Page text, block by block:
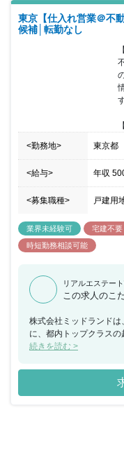
候補！ ★未経験者大歓
勤なし ★仕事への情熱
東京【仕入れ営業＠不
候補│転勤なし
<勤務地> 東京都
<給与> 年収
<募集職種> 戸建用
業界未経験可 宅建不要
時短勤務相談可能
リアルエステー
この求人のこ
株式会社ミッドランド
に、都内トップクラス
ッショナル集団です。全
社。 ★リーマンショッ
価する高率インセンテ
ンティブ制度により、
続きを読む >